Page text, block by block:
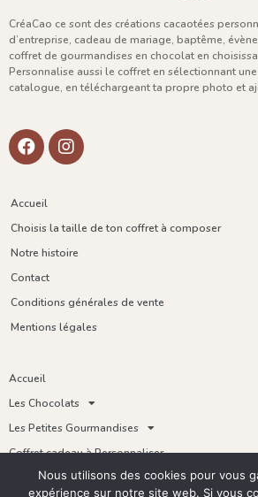
CréaCao ce sont des créations cacaotées
d’entreprise, cadeau de mariage, baptême,
coffret de gourmandises en chocolat en
Personnalise aussi le coffret en sélectionnant
catalogue, en téléchargeant ta propre photo et
Accueil
Choisis la taille de ton coffret à composer
Notre histoire
Contact
Conditions générales de vente
Mentions légales
Accueil
Les Chocolats
Les Petites Gourmandises
Coffret cadeau à Personnaliser
Nous utilisons des cookies pour vous
expérience sur notre site web. Si vous